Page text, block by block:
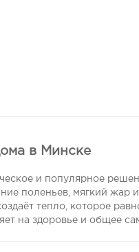
в Минске
и популярное
поленьев, мягкий жар
тепло, которое
на здоровье и общее